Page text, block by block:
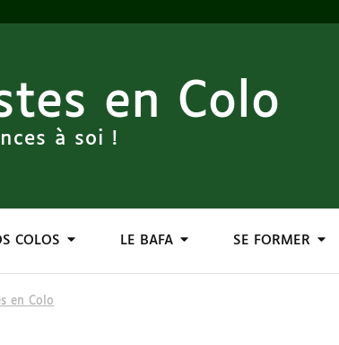
en Colo
à soi !
COLOS LE BAFA SE FORMER
en Colo